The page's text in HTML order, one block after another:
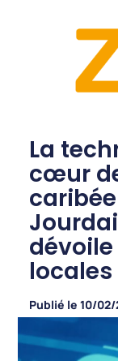
La
cœur
locales
Publié le 10/02/